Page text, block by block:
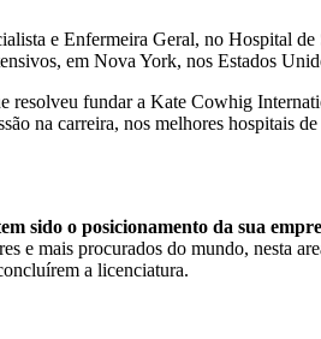
e Enfermeira Geral, no Hospital
em Nova York, nos Estados
resolveu fundar a Kate Cowhig
na carreira, nos melhores
sido o posicionamento da sua
mais procurados do mundo, nesta
a licenciatura.